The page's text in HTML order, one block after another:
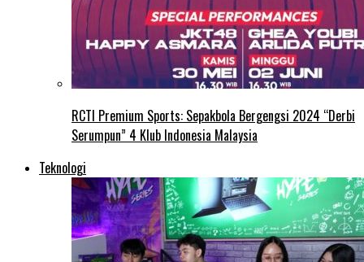
RCTI Premium Sports: Sepakbola Bergengsi 2024 “Derbi
Serumpun” 4 Klub Indonesia Malaysia
Teknologi